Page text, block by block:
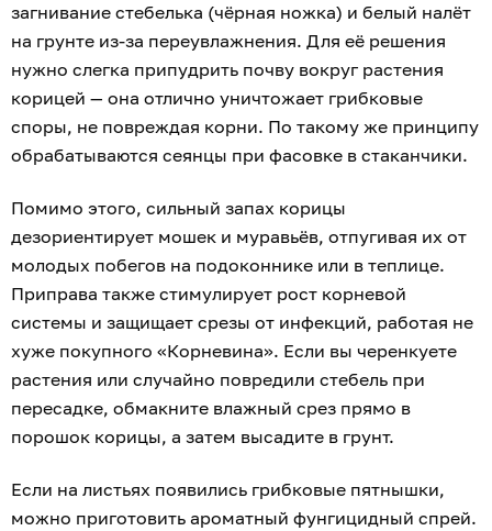
загнивание стебелька (чёрная ножка) и белый налёт
на грунте из-за переувлажнения. Для её решения
нужно слегка припудрить почву вокруг растения
корицей — она отлично уничтожает грибковые
споры, не повреждая корни. По такому же принципу
обрабатываются сеянцы при фасовке в стаканчики.
Помимо этого, сильный запах корицы
дезориентирует мошек и муравьёв, отпугивая их от
молодых побегов на подоконнике или в теплице.
Приправа также стимулирует рост корневой
системы и защищает срезы от инфекций, работая не
хуже покупного «Корневина». Если вы черенкуете
растения или случайно повредили стебель при
пересадке, обмакните влажный срез прямо в
порошок корицы, а затем высадите в грунт.
Если на листьях появились грибковые пятнышки,
можно приготовить ароматный фунгицидный спрей.